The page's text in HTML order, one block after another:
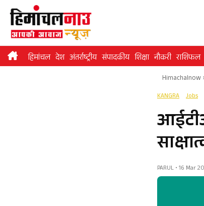
Skip
content
हिमांचल देश अंतर्राष्ट्रीय संपादकीय शिक्षा नौकरी राशिफल
Himachalnow
KANGRA Jobs
PARUL • 16 Mar